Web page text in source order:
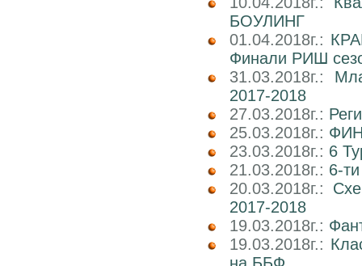
БОУЛИНГ
01.04.2018г.:
Финали РИШ
31.03.2018г.:
2017-2018
27.03.2018г.:
25.03.2018г.:
23.03.2018г.: 6
21.03.2018г.: 6-
20.03.2018г.:
2017-2018
19.03.2018г.:
19.03.2018г.: